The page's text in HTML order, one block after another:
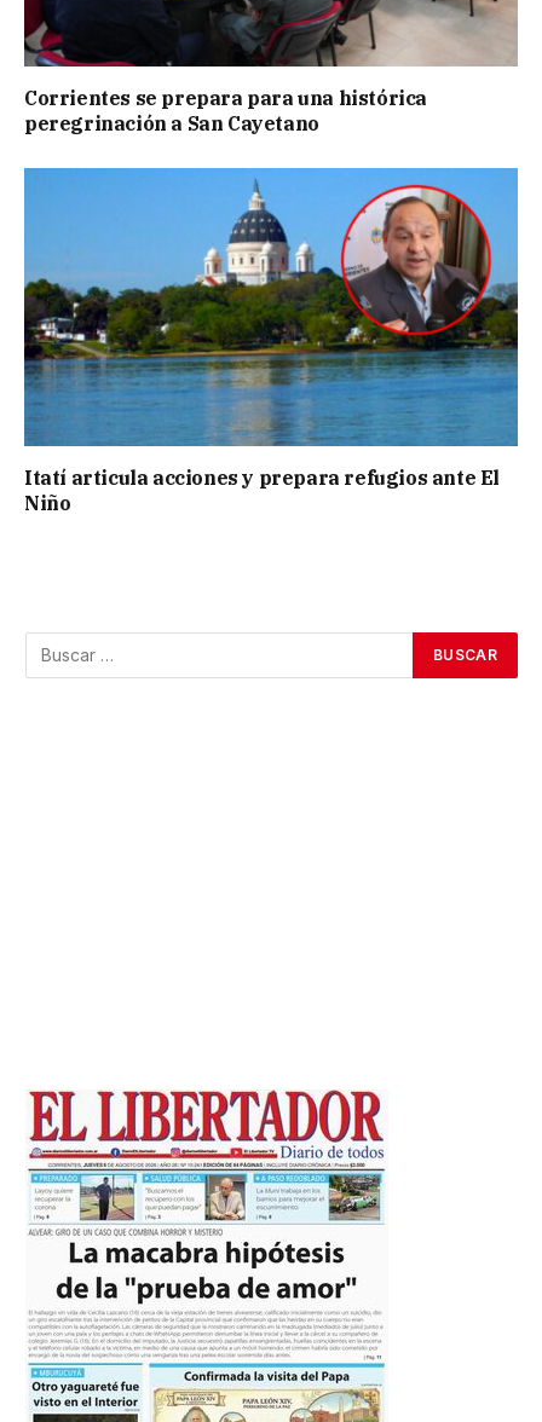
Corrientes se prepara para una histórica
peregrinación a San Cayetano
Itatí articula acciones y prepara refugios ante El
Niño